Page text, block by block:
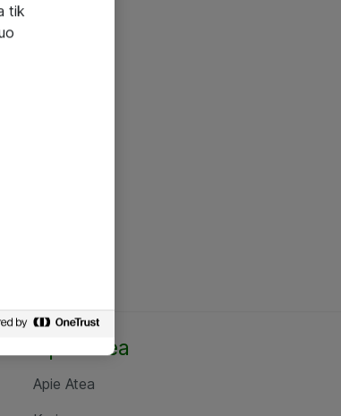
Apie Atea
Apie Atea
tik